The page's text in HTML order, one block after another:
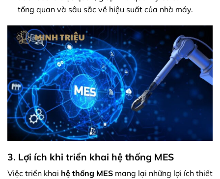
tổng quan và sâu sắc về hiệu suất của nhà máy.
3. Lợi ích khi triển khai hệ thống MES
Việc triển khai hệ thống MES mang lại những lợi ích thiết